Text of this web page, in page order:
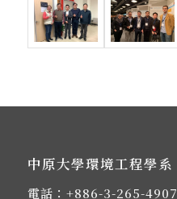
中原大學環境工程學系
電話： +886-3-265-4907